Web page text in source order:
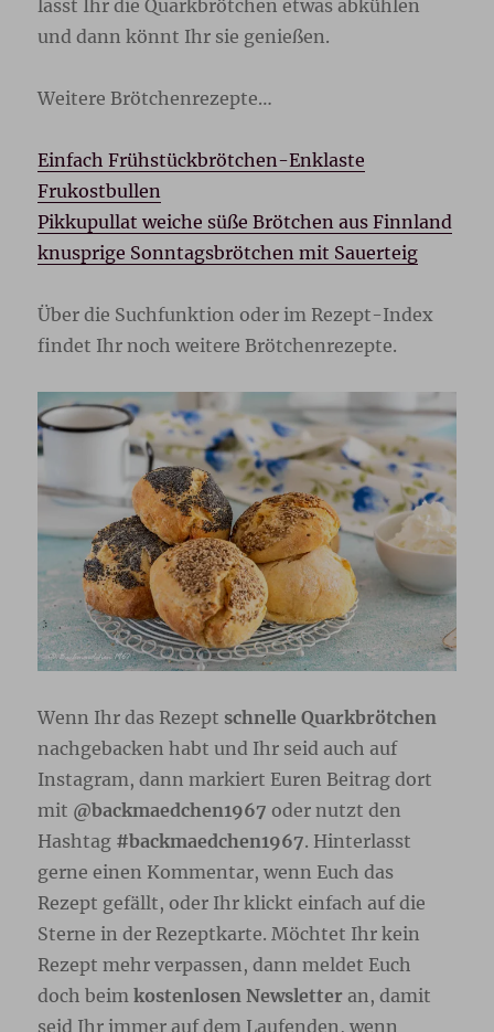
lasst Ihr die Quarkbrötchen etwas abkühlen
und dann könnt Ihr sie genießen.
Weitere Brötchenrezepte…
Einfach Frühstückbrötchen-Enklaste
Frukostbullen
Pikkupullat weiche süße Brötchen aus Finnland
knusprige Sonntagsbrötchen mit Sauerteig
Über die Suchfunktion oder im Rezept-Index
findet Ihr noch weitere Brötchenrezepte.
Wenn Ihr das Rezept schnelle Quarkbrötchen
nachgebacken habt und Ihr seid auch auf
Instagram, dann markiert Euren Beitrag dort
mit @backmaedchen1967 oder nutzt den
Hashtag #backmaedchen1967. Hinterlasst
gerne einen Kommentar, wenn Euch das
Rezept gefällt, oder Ihr klickt einfach auf die
Sterne in der Rezeptkarte. Möchtet Ihr kein
Rezept mehr verpassen, dann meldet Euch
doch beimkostenlosen Newsletter an, damit
seid Ihr immer auf dem Laufenden, wenn